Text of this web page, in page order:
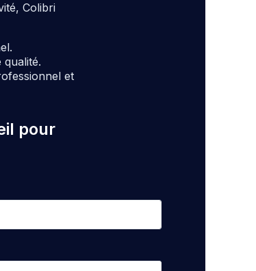
Colibri
et
pour